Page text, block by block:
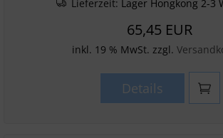
Lieferzeit: Lager Hongkong 2-3
65,45 EUR
inkl. 19 % MwSt. zzgl.
Details